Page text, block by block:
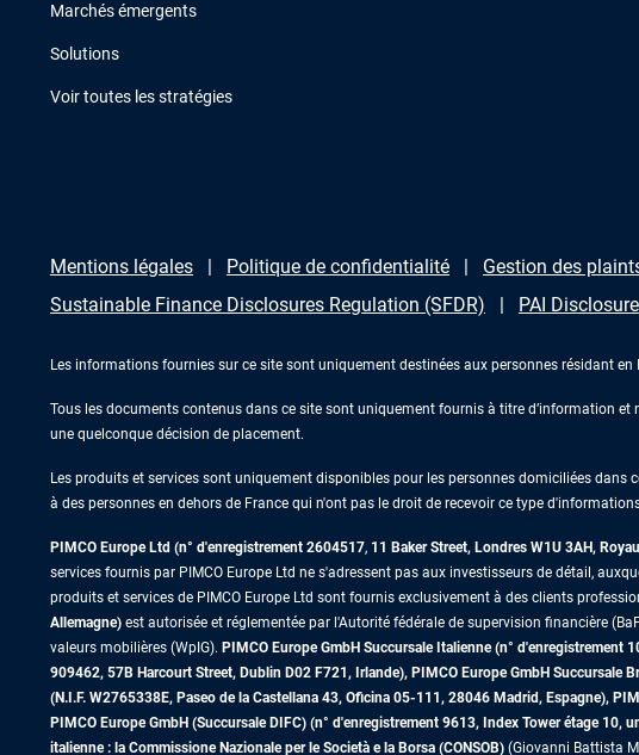
Marchés émergents
Solutions
Voir toutes les stratégies
Mentions légales Politique de confidentialité Gestion des
Sustainable Finance Disclosures Regulation (SFDR)
PAI Disclosure
Les informations fournies sur ce site sont uniquement destinées aux personnes résidant en
Tous les documents contenus dans ce site sont uniquement fournis à titre d’information
une quelconque décision de placement.
Les produits et services sont uniquement disponibles pour les personnes domiciliées
à des personnes en dehors de France qui n'ont pas le droit de recevoir ce type
PIMCO Europe Ltd (n° d'enregistrement 2604517, 11 Baker Street, Londres W1U 3AH,
services fournis par PIMCO Europe Ltd ne s'adressent pas aux investisseurs de détail,
produits et services de PIMCO Europe Ltd sont fournis exclusivement à des clients
Allemagne) est autorisée et réglementée par l'Autorité fédérale de supervision financière
valeurs mobilières (WpIG). PIMCO Europe GmbH Succursale Italienne (n°
909462, 57B Harcourt Street, Dublin D02 F721, Irlande), PIMCO Europe GmbH Succursale
(N.I.F. W2765338E, Paseo de la Castellana 43, Oficina 05-111, 28046 Madrid, Espagne),
PIMCO Europe GmbH (Succursale DIFC) (n° d'enregistrement 9613, Index Tower étage
italienne : la Commissione Nazionale per le Società e la Borsa (CONSOB) (Giovanni Battista